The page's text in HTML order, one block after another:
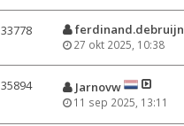
33778 ferdinand.debruijn
27 okt 2025, 10:38
35894 Jarnovw
11 sep 2025, 13:11